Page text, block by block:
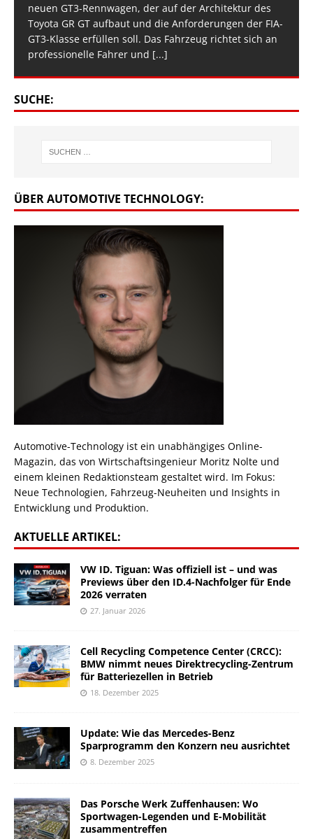
neuen GT3-Rennwagen, der auf der Architektur des
Toyota GR GT aufbaut und die Anforderungen der FIA-
GT3-Klasse erfüllen soll. Das Fahrzeug richtet sich an
professionelle Fahrer und [...]
SUCHE:
ÜBER AUTOMOTIVE TECHNOLOGY:
Automotive-Technology ist ein unabhängiges Online-
Magazin, das von Wirtschaftsingenieur Moritz Nolte und
einem kleinen Redaktionsteam gestaltet wird. Im Fokus:
Neue Technologien, Fahrzeug-Neuheiten und Insights in
Entwicklung und Produktion.
AKTUELLE ARTIKEL:
VW ID. Tiguan: Was offiziell ist – und was
Previews über den ID.4-Nachfolger für Ende
2026 verraten
27. Januar 2026
Cell Recycling Competence Center (CRCC):
BMW nimmt neues Direktrecycling-Zentrum
für Batteriezellen in Betrieb
18. Dezember 2025
Update: Wie das Mercedes-Benz
Sparprogramm den Konzern neu ausrichtet
8. Dezember 2025
Das Porsche Werk Zuffenhausen: Wo
Sportwagen-Legenden und E-Mobilität
zusammentreffen